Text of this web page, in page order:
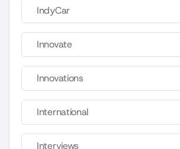
IndyCar
Innovate
Innovations
International
Interviews